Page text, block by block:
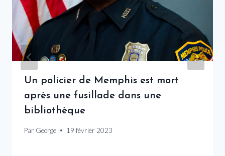
Un policier de Memphis est mort
après une fusillade dans une
bibliothèque
Par George 19 février 2023